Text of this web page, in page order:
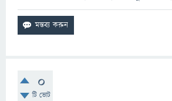
0
টি ভোট